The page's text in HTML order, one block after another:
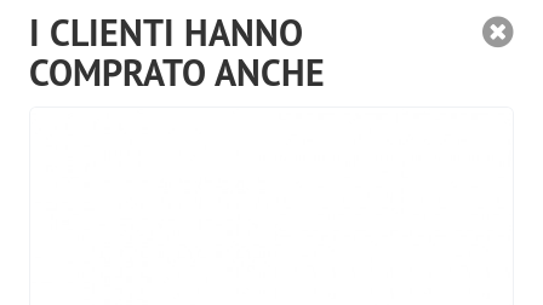
I CLIENTI HANNO
COMPRATO ANCHE